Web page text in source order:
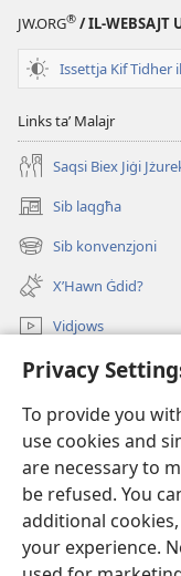
Privacy
To provide you
use cookies and
are necessary to
be refused. You
additional
your experience.
JW.ORG® / IL-WEBSAJT
Issettja Kif Tidher
Links taʼ Malajr
Saqsi Biex Jiġi
Sib laqgħa
(opens
new
window)
Sib konvenzjoni
(opens
new
window)
X’Hawn Ġdid?
Vidjows
Fittex f’JW.ORG
Donazzjonijiet
(opens
new
window)LIBRERIJA
(opens
new
JW Hub ®
(opens
new